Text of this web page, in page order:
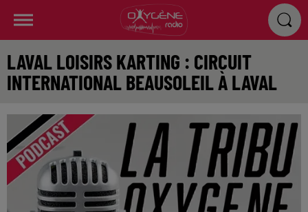
LAVAL LOISIRS KARTING : CIRCUIT
INTERNATIONAL BEAUSOLEIL À LAVAL